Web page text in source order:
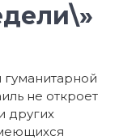
гуманитарной
не откроет
других